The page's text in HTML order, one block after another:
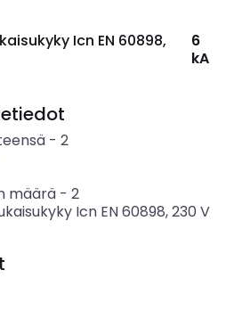
vaihtoehdot
olevat vaihtoehdot
Icn EN 60898,
6
kA
- 2
määrä- 2
Icn EN 60898, 230 V